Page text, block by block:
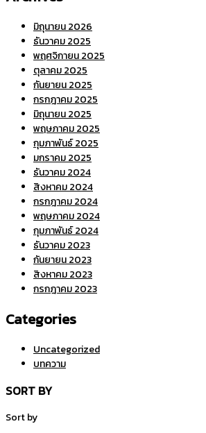
มิถุนายน 2026
ธันวาคม 2025
พฤศจิกายน 2025
ตุลาคม 2025
กันยายน 2025
กรกฎาคม 2025
มิถุนายน 2025
พฤษภาคม 2025
กุมภาพันธ์ 2025
มกราคม 2025
ธันวาคม 2024
สิงหาคม 2024
กรกฎาคม 2024
พฤษภาคม 2024
กุมภาพันธ์ 2024
ธันวาคม 2023
กันยายน 2023
สิงหาคม 2023
กรกฎาคม 2023
Categories
Uncategorized
บทความ
SORT BY
Sort by